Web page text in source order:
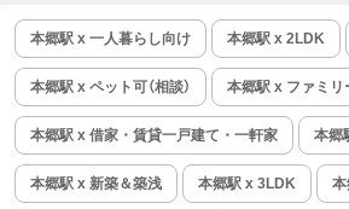
本郷駅 x 一人暮らし向け 本郷駅 x 2LDK
本郷駅 x ペット可（相談） 本郷駅 x ファミリ
本郷駅 x 借家・賃貸一戸建て・一軒家 本郷
本郷駅 x 新築＆築浅 本郷駅 x 3LDK